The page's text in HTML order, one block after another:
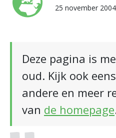
25 november
Deze pagina is
oud. Kijk ook
andere en meer
van de homepage